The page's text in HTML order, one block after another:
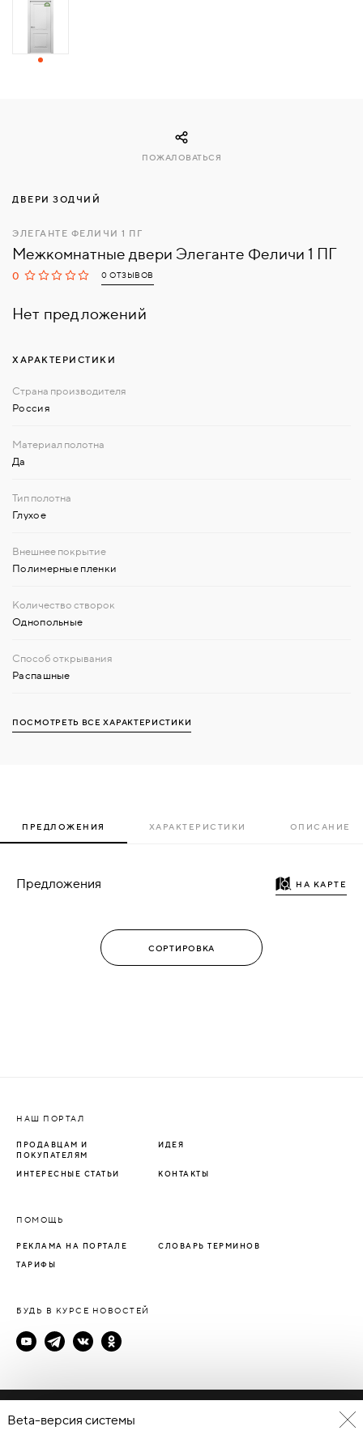
СВЯЗАТЬСЯ
ДВЕРИ ЗОДЧИЙ
ЭЛЕГАНТЕ ФЕЛИЧИ 1 ПГ
Межкомнатные двери Элеганте Феличи 1 ПГ
0 0 ОТЗЫВОВ
Нет предложений
ПОЖАЛОВАТЬСЯ
ХАРАКТЕРИСТИКИ
Россия
Да
Глухое
Полимерные пленки
Однопольные
Распашные
ПОСМОТРЕТЬ ВСЕ ХАРАКТЕРИСТИКИ
ПРЕДЛОЖЕНИЯ ХАРАКТЕРИСТИКИ ОПИСАНИЕ
Предложения НА КАРТЕ
НАШ ПОРТАЛ
ПРОДАВЦАМ И
ПОКУПАТЕЛЯМ
ИДЕЯ
ИНТЕРЕСНЫЕ СТАТЬИ КОНТАКТЫ
ПОМОЩЬ
РЕКЛАМА НА ПОРТАЛЕ СЛОВАРЬ ТЕРМИНОВ
ТАРИФЫ
БУДЬ В КУРСЕ НОВОСТЕЙ
Политика конфиденциальности
Beta-версия системы